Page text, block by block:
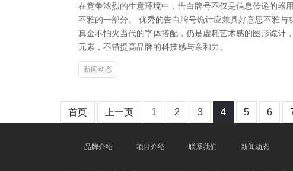
在竞争浓烈的生意环境中，告白牌号不仅是信息传递的器
不雅的一部分。 优秀的告白牌号诡计应兼具好意思不雅
真金不怕火当代的字体搭配，仍是虚耗艺术感的图形诡计
元素，不错提高品牌的科技感与亲和力。
新闻动态
首页 上一页 1 2 3 4 5 6
品牌介绍 项目介绍 联系我们 新闻动态